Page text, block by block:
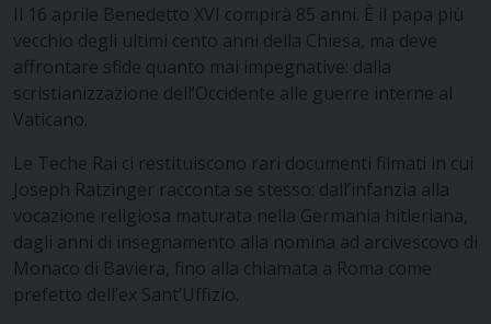
Il 16 aprile Benedetto XVI compirà 85 anni. È il papa più
vecchio degli ultimi cento anni della Chiesa, ma deve
affrontare sfide quanto mai impegnative: dalla
scristianizzazione dell’Occidente alle guerre interne al
Vaticano.
Le Teche Rai ci restituiscono rari documenti filmati in cui
Joseph Ratzinger racconta se stesso: dall’infanzia alla
vocazione religiosa maturata nella Germania hitleriana,
dagli anni di insegnamento alla nomina ad arcivescovo di
Monaco di Baviera, fino alla chiamata a Roma come
prefetto dell’ex Sant’Uffizio.